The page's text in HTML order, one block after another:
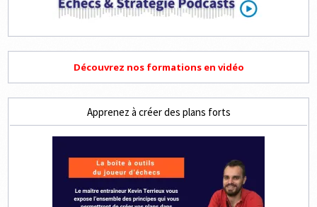
Découvrez nos formations en vidéo
Apprenez à créer des plans forts